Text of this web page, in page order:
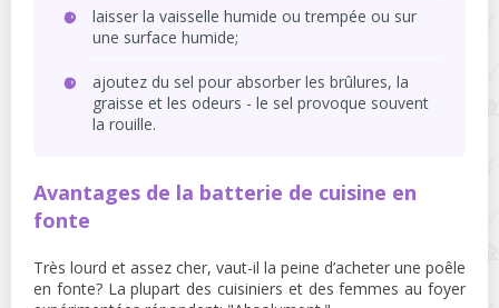
laisser la vaisselle humide ou trempée ou sur
une surface humide;
ajoutez du sel pour absorber les brûlures, la
graisse et les odeurs - le sel provoque souvent
la rouille.
Avantages de la batterie de cuisine en
fonte
Très lourd et assez cher, vaut-il la peine d’acheter une poêle
en fonte? La plupart des cuisiniers et des femmes au foyer